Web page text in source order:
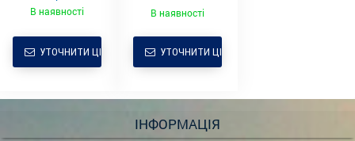
В наявності
УТОЧНИТИ ЦІНУ
В наявності
УТОЧНИТИ ЦІНУ
ІНФОРМАЦІЯ